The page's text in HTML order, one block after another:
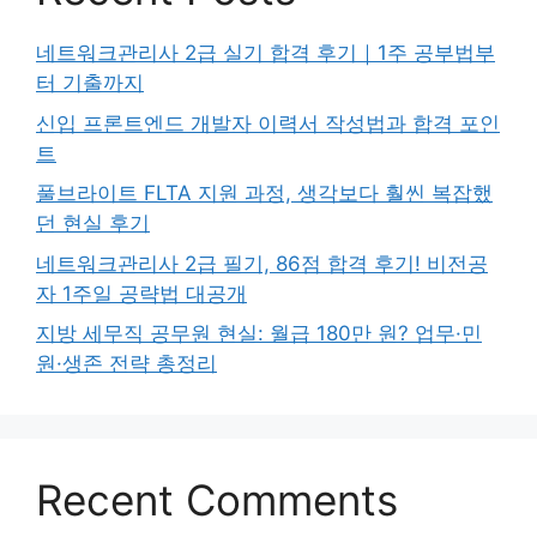
네트워크관리사 2급 실기 합격 후기｜1주 공부법부
터 기출까지
신입 프론트엔드 개발자 이력서 작성법과 합격 포인
트
풀브라이트 FLTA 지원 과정, 생각보다 훨씬 복잡했
던 현실 후기
네트워크관리사 2급 필기, 86점 합격 후기! 비전공
자 1주일 공략법 대공개
지방 세무직 공무원 현실: 월급 180만 원? 업무·민
원·생존 전략 총정리
Recent Comments